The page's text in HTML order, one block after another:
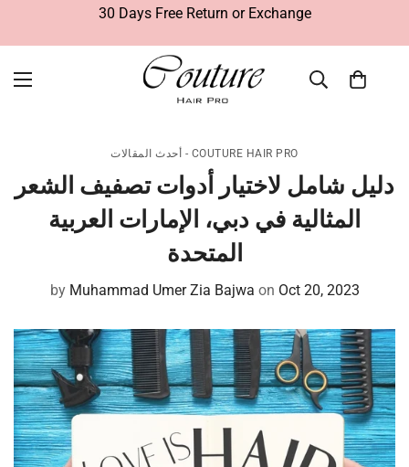
30 Days Free Return or Exchange
أحدث المقالات - COUTURE HAIR PRO
دليل شامل لاختيار أدوات تصفيف الشعر
المثالية في دبي، الإمارات العربية
المتحدة
by Muhammad Umer Zia Bajwa on Oct 20, 2023